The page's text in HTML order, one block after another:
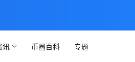
讯 币圈百科 专题